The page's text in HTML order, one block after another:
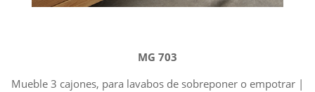
MG 703
Mueble 3 cajones, para lavabos de sobreponer o empotrar |